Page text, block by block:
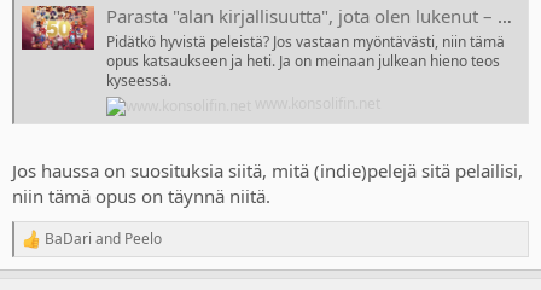
Parasta "alan kirjallisuutta", jota olen lukenut – pällistelyssä kiehtova 50 Indie Games That Changed the World -teos
Pidätkö hyvistä peleistä? Jos vastaan myöntävästi, niin tämä
opus katsaukseen ja heti. Ja on meinaan julkean hieno teos
kyseessä.
Jos haussa on suosituksia siitä, mitä (indie)pelejä sitä pelailisi,
niin tämä opus on täynnä niitä.
R
e
BaDari and Peelo